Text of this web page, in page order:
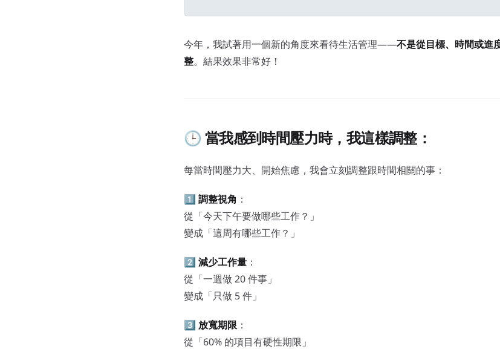
以心情為核心的生活管理法：讓節奏與成效更平衡
今年，我試著用一個新的角度來看待生活管理——不是從目標、時間或進
整。結果效果非常好！
🕒 當我感到時間壓力時，我這樣調整：
每當時間壓力大、開始焦慮，我會立刻調整跟時間相關的事：
1️⃣ 調整視角 ：
從「今天下午要做哪些工作？」
變成「這周有哪些工作？」
2️⃣ 減少工作量 ：
從「一週做 20 件事」
變成「只做 5 件」
3️⃣ 放寬期限 ：
從「60% 的項目有硬性期限」